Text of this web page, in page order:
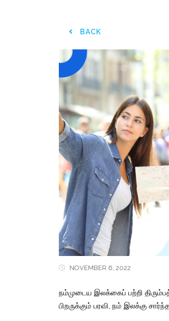
BACK
NOVEMBER 6, 2022
நம்முடைய இலக்கைப் பற்றி
பிறருக்கும் பரவி நம் இலக்கு